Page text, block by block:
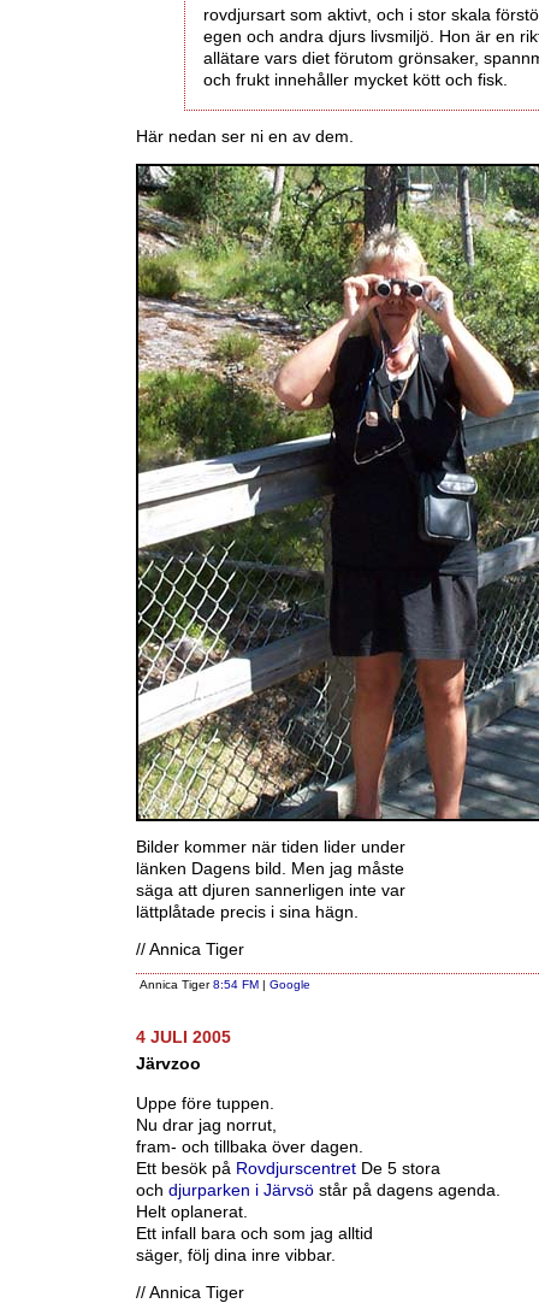
rovdjursart som aktivt, och i stor skala
egen och andra djurs livsmiljö. Hon är en
allätare vars diet förutom grönsaker,
och frukt innehåller mycket kött och fisk.
Här nedan ser ni en av dem.
Bilder kommer när tiden lider under
länken Dagens bild. Men jag måste
säga att djuren sannerligen inte var
lättplåtade precis i sina hägn.
// Annica Tiger
Annica Tiger8:54 FM | Google
4 JULI 2005
Järvzoo
Uppe före tuppen.
Nu drar jag norrut,
fram- och tillbaka över dagen.
Ett besök på Rovdjurscentret De 5 stora
och djurparken i Järvsö står på dagens agenda.
Helt oplanerat.
Ett infall bara och som jag alltid
säger, följ dina inre vibbar.
// Annica Tiger